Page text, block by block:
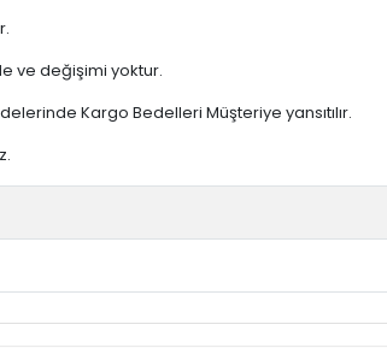
ve değişimi yoktur.
Kargo Bedelleri Müşteriye yansıtılır.